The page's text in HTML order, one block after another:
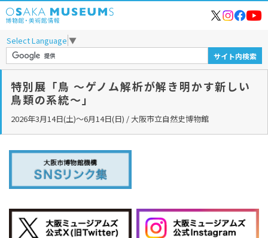
Select Language ▼
特別展「鳥 ～ゲノム解析が解き明かす新しい
鳥類の系統～」
2026年3月14日(土)～6月14日(日) / 大阪市立自然史博物館